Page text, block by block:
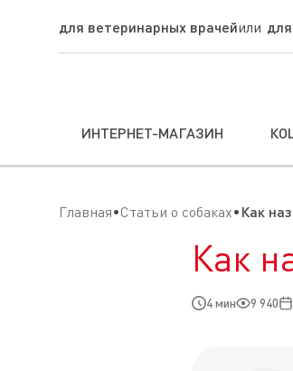
для ветеринарных врачей
ИНТЕРНЕТ-МАГАЗИН
Главная Статьи о собаках Как
Как
4 мин 9 940